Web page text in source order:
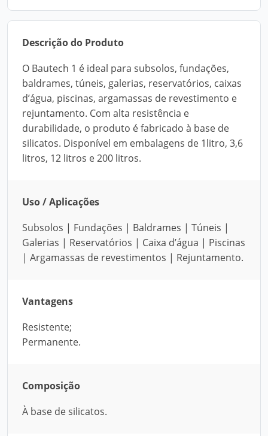
Descrição do Produto
O Bautech 1 é ideal para subsolos, fundações,
baldrames, túneis, galerias, reservatórios, caixas
d’água, piscinas, argamassas de revestimento e
rejuntamento. Com alta resistência e
durabilidade, o produto é fabricado à base de
silicatos. Disponível em embalagens de 1litro, 3,6
litros, 12 litros e 200 litros.
Uso / Aplicações
Subsolos | Fundações | Baldrames | Túneis |
Galerias | Reservatórios | Caixa d’água | Piscinas
| Argamassas de revestimentos | Rejuntamento.
Vantagens
Resistente;
Permanente.
Composição
À base de silicatos.